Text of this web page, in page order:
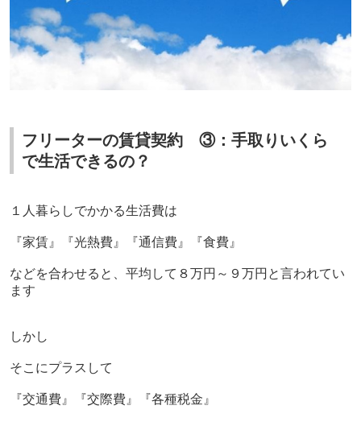
フリーターの賃貸契約 ③：手取りいくら
で生活できるの？
１人暮らしでかかる生活費は
『家賃』『光熱費』『通信費』『食費』
などを合わせると、平均して８万円～９万円と言われてい
ます
しかし
そこにプラスして
『交通費』『交際費』『各種税金』